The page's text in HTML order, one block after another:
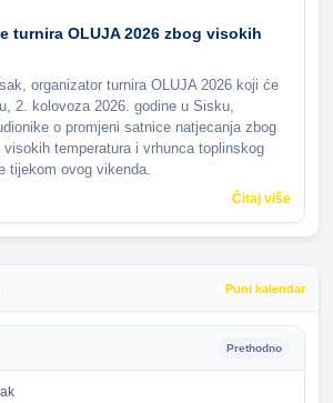
turnira OLUJA 2026 zbog visokih
organizator turnira OLUJA 2026 koji će
2. kolovoza 2026. godine u Sisku,
o promjeni satnice natjecanja zbog
visokih temperatura i vrhunca toplinskog
tijekom ovog vikenda.
Čitaj više
Puni kalendar
Prethodno